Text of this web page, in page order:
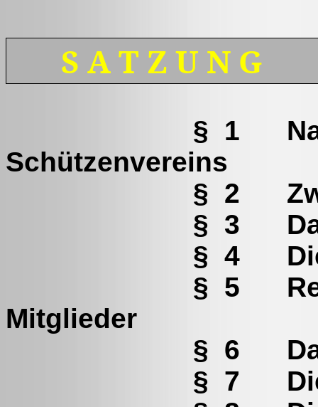
S A T Z U N G
§ 1 Name
Schützenvereins
§ 2 Zweck
§ 3 Das
§ 4 Die
§ 5 Rechte
Mitglieder
§ 6 Das Ende
§ 7 Die